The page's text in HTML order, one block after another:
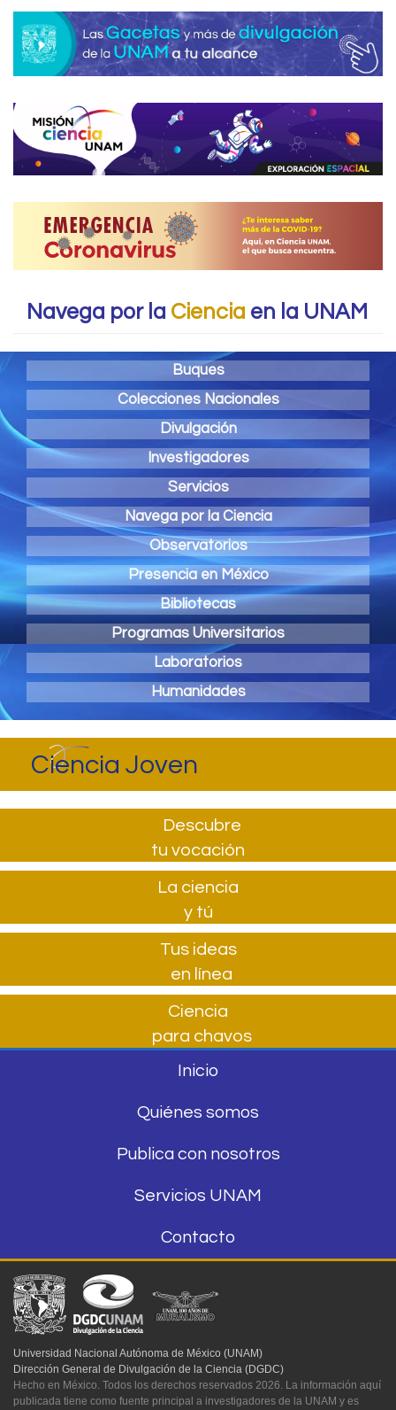
Navega por la Ciencia en la UNAM
Buques
Colecciones Nacionales
Divulgación
Investigadores
Servicios
Navega por la Ciencia
Observatorios
Presencia en México
Bibliotecas
Programas Universitarios
Laboratorios
Humanidades
Ciencia Joven
Descubre
tu vocación
La ciencia
y tú
Tus ideas
en línea
Ciencia
para chavos
Inicio
Quiénes somos
Publica con nosotros
Servicios UNAM
Contacto
Universidad Nacional Autónoma de México (UNAM)
Dirección General de Divulgación de la Ciencia (DGDC)
Hecho en México. Todos los derechos reservados 2026. La información aquí
publicada tiene como fuente principal a investigadores de la UNAM y es